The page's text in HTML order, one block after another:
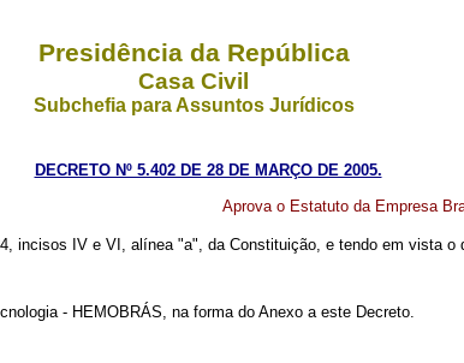
Presidência da República
Casa Civil
Subchefia para Assuntos Jurídicos
DECRETO Nº 5.402 DE 28 DE MARÇO DE 2005.
Aprova o Estatuto da Empresa
incisos IV e VI, alínea "a", da Constituição, e tendo em vista o
- HEMOBRÁS, na forma do Anexo a este Decreto.